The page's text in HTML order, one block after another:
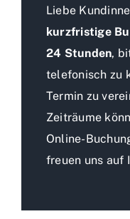
Liebe
kurzfristige
24 Stunden,
telefonisch zu
Termin zu
Zeiträume
Online-
freuen uns auf